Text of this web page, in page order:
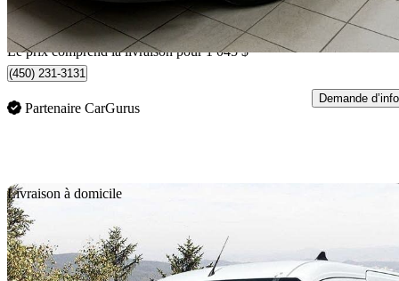
343 $/mois env.
Livraison à domicile de Mirabel, QC
Le prix comprend la livraison pour 1 045 $
(450) 231-3131
Partenaire CarGurus
Demande d’info
Livraison à domicile